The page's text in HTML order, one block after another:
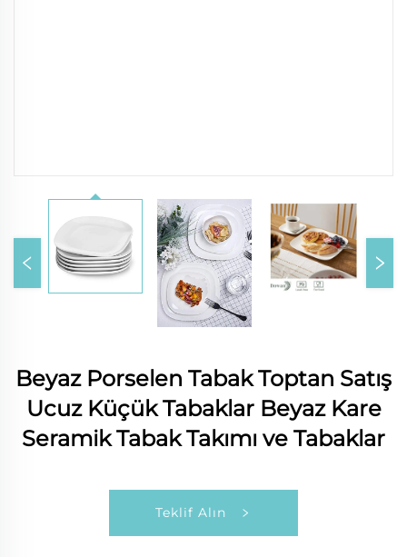
Beyaz Porselen Tabak Toptan Satış
Ucuz Küçük Tabaklar Beyaz Kare
Seramik Tabak Takımı ve Tabaklar
Teklif Alın